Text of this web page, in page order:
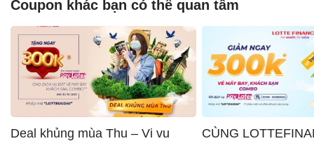
Coupon khác bạn có thể quan tâm
Deal khủng mùa Thu – Vi vu
CÙNG